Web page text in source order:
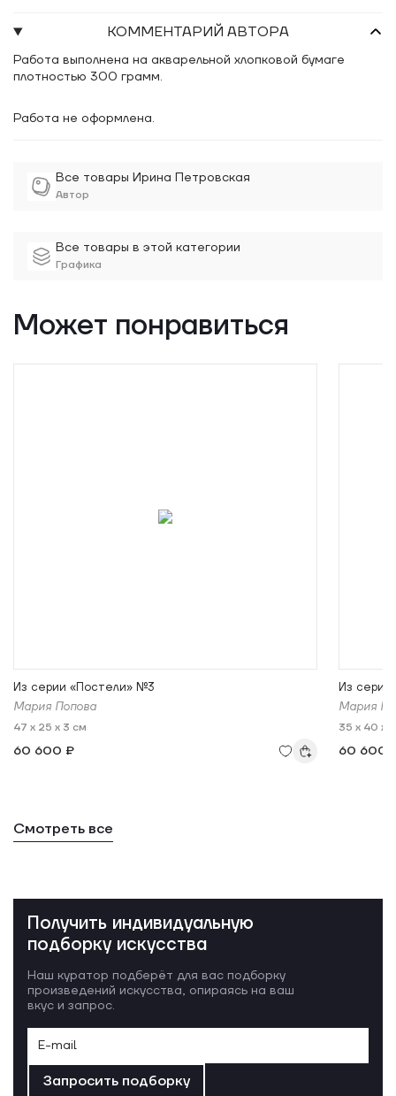
Все товары Ирина Петровская
Автор
Все товары в этой категории
Графика
КОММЕНТАРИЙ АВТОРА
Работа выполнена на акварельной хлопковой бумаге
плотностью 300 грамм.
Работа не оформлена.
Может понравиться
Из серии «Постели» №3
Мария Попова
47 x 25 x 3 см
60 600 ₽
Из
Мария
35 x 40 x
60 600
Смотреть все
Получить индивидуальную
подборку искусства
Наш куратор подберёт для вас подборку
произведений искусства, опираясь на ваш
вкус и запрос.
Запросить подборку